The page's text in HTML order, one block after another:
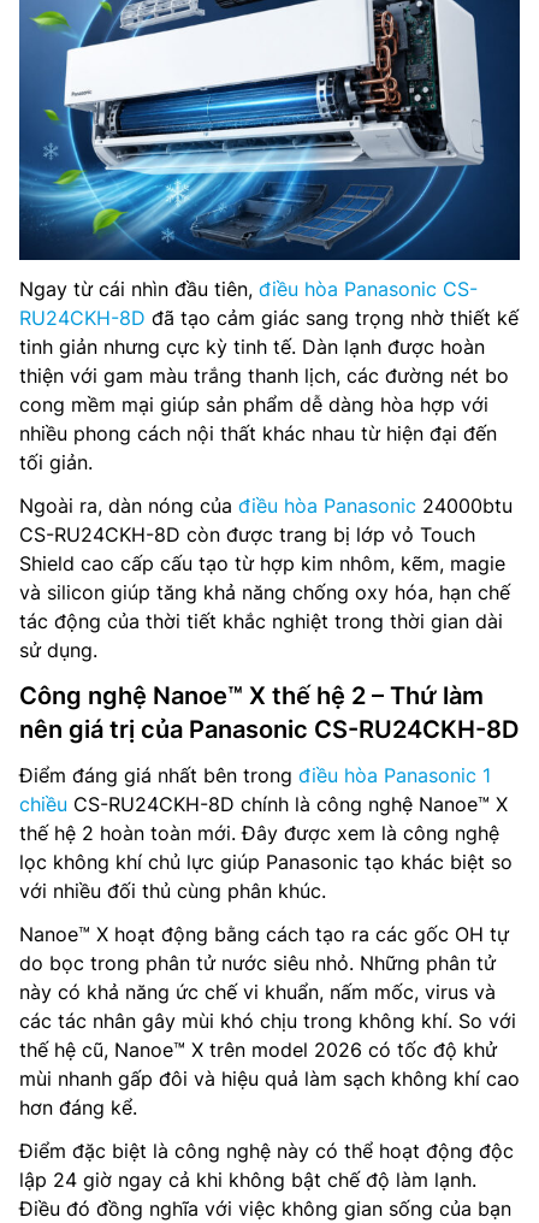
Ngay từ cái nhìn đầu tiên, điều hòa Panasonic CS-
RU24CKH-8D đã tạo cảm giác sang trọng nhờ thiết kế
tinh giản nhưng cực kỳ tinh tế. Dàn lạnh được hoàn
thiện với gam màu trắng thanh lịch, các đường nét bo
cong mềm mại giúp sản phẩm dễ dàng hòa hợp với
nhiều phong cách nội thất khác nhau từ hiện đại đến
tối giản.
Ngoài ra, dàn nóng của điều hòa Panasonic 24000btu
CS-RU24CKH-8D còn được trang bị lớp vỏ Touch
Shield cao cấp cấu tạo từ hợp kim nhôm, kẽm, magie
và silicon giúp tăng khả năng chống oxy hóa, hạn chế
tác động của thời tiết khắc nghiệt trong thời gian dài
sử dụng.
Công nghệ Nanoe™ X thế hệ 2 – Thứ làm
nên giá trị của Panasonic CS-RU24CKH-8D
Điểm đáng giá nhất bên trong điều hòa Panasonic 1
chiều CS-RU24CKH-8D chính là công nghệ Nanoe™ X
thế hệ 2 hoàn toàn mới. Đây được xem là công nghệ
lọc không khí chủ lực giúp Panasonic tạo khác biệt so
với nhiều đối thủ cùng phân khúc.
Nanoe™ X hoạt động bằng cách tạo ra các gốc OH tự
do bọc trong phân tử nước siêu nhỏ. Những phân tử
này có khả năng ức chế vi khuẩn, nấm mốc, virus và
các tác nhân gây mùi khó chịu trong không khí. So với
thế hệ cũ, Nanoe™ X trên model 2026 có tốc độ khử
mùi nhanh gấp đôi và hiệu quả làm sạch không khí cao
hơn đáng kể.
Điểm đặc biệt là công nghệ này có thể hoạt động độc
lập 24 giờ ngay cả khi không bật chế độ làm lạnh.
Điều đó đồng nghĩa với việc không gian sống của bạn